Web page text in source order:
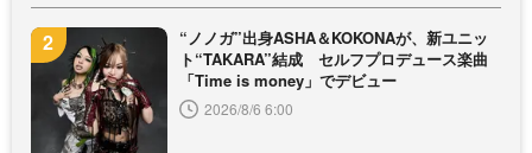
“ノノガ”出身ASHA＆KOKONAが、新ユニッ
ト“TAKARA”結成 セルフプロデュース楽曲
「Time is money」でデビュー
2026/8/6 6:00